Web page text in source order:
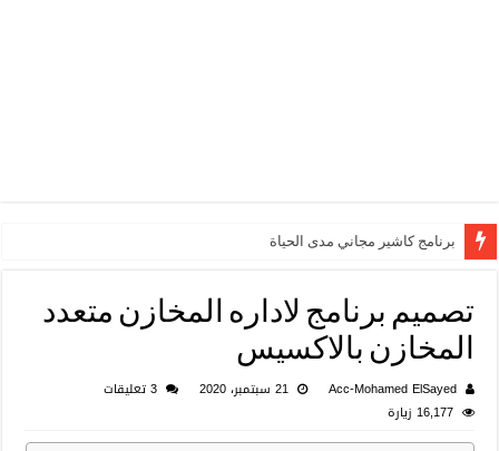
نظام إكسل مجاني لإدارة التصنيع والمخزون والمحاسبة | دليلك الشامل
برنامج كاشير مجاني مدى الحياة
تصميم برنامج لاداره المخازن متعدد
المخازن بالاكسيس
Acc-Mohamed ElSayed 21 سبتمبر، 2020
3 تعليقات
16,177 زيارة